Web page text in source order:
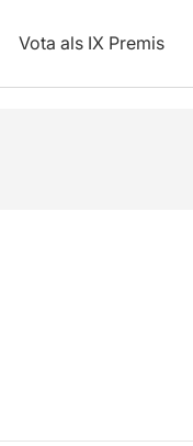
Vota als IX Premis